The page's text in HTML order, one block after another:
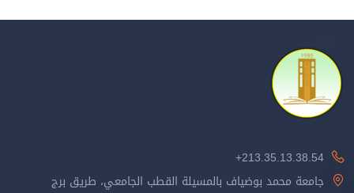
213.35.13.38.54+
جامعة محمد بوضياف بالمسيلة القطب الجامعي، طريق برج